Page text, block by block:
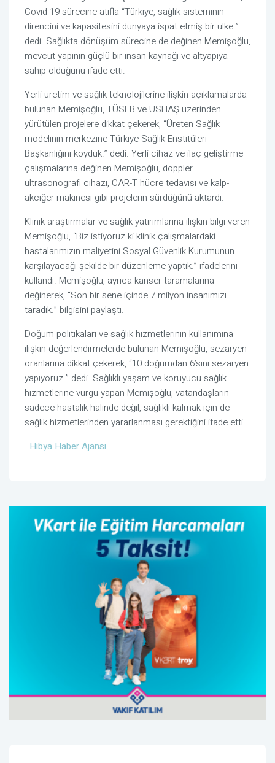
Covid-19 sürecine atıfla “Türkiye, sağlık sisteminin
direncini ve kapasitesini dünyaya ispat etmiş bir ülke.”
dedi. Sağlıkta dönüşüm sürecine de değinen Memişoğlu,
mevcut yapının güçlü bir insan kaynağı ve altyapıya
sahip olduğunu ifade etti.
Yerli üretim ve sağlık teknolojilerine ilişkin açıklamalarda
bulunan Memişoğlu, TÜSEB ve USHAŞ üzerinden
yürütülen projelere dikkat çekerek, “Üreten Sağlık
modelinin merkezine Türkiye Sağlık Enstitüleri
Başkanlığını koyduk.” dedi. Yerli cihaz ve ilaç geliştirme
çalışmalarına değinen Memişoğlu, doppler
ultrasonografi cihazı, CAR-T hücre tedavisi ve kalp-
akciğer makinesi gibi projelerin sürdüğünü aktardı.
Klinik araştırmalar ve sağlık yatırımlarına ilişkin bilgi veren
Memişoğlu, “Biz istiyoruz ki klinik çalışmalardaki
hastalarımızın maliyetini Sosyal Güvenlik Kurumunun
karşılayacağı şekilde bir düzenleme yaptık.” ifadelerini
kullandı. Memişoğlu, ayrıca kanser taramalarına
değinerek, “Son bir sene içinde 7 milyon insanımızı
taradık.” bilgisini paylaştı.
Doğum politikaları ve sağlık hizmetlerinin kullanımına
ilişkin değerlendirmelerde bulunan Memişoğlu, sezaryen
oranlarına dikkat çekerek, “10 doğumdan 6’sını sezaryen
yapıyoruz.” dedi. Sağlıklı yaşam ve koruyucu sağlık
hizmetlerine vurgu yapan Memişoğlu, vatandaşların
sadece hastalık halinde değil, sağlıklı kalmak için de
sağlık hizmetlerinden yararlanması gerektiğini ifade etti.
Hibya Haber Ajansı